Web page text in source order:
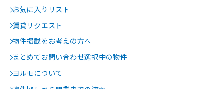
お気に入りリスト
賃貸リクエスト
物件掲載をお考えの方へ
まとめてお問い合わせ選択中の物件
ヨルモについて